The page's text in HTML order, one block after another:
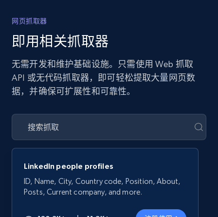
网页抓取器
即用相关抓取器
无需开发和维护基础设施。只需使用 Web 抓取
API 或无代码抓取器，即可轻松提取大量网页数
据，并确保可扩展性和可靠性。
LinkedIn people profiles
ID, Name, City, Country code, Position, About,
Posts, Current company, and more.